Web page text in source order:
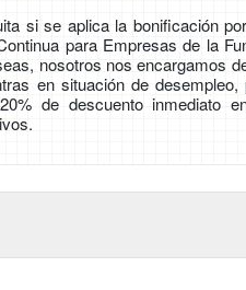
si se aplica la bonificación
para Empresas de la
nosotros nos encargamos
en situación de desempleo,
de descuento inmediato